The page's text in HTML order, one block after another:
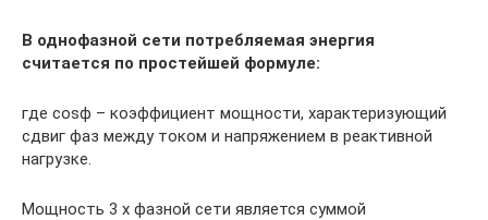
В однофазной сети потребляемая энергия
считается по простейшей формуле:
где cosϕ – коэффициент мощности, характеризующий
сдвиг фаз между током и напряжением в реактивной
нагрузке.
Мощность 3 х фазной сети является суммой